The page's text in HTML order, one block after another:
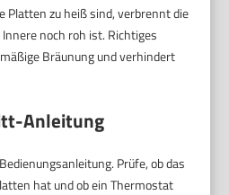
Platten zu heiß sind, verbrennt die
noch roh ist. Richtiges
Bräunung und verhindert
Anleitung
Prüfe, ob das
hat und ob ein Thermostat